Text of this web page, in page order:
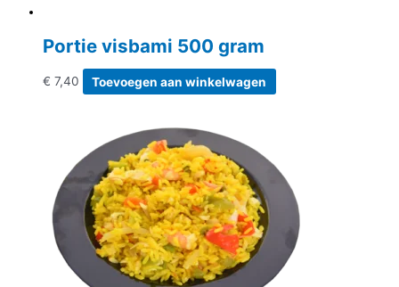
Portie visbami 500 gram
€ 7,40 Toevoegen aan winkelwagen